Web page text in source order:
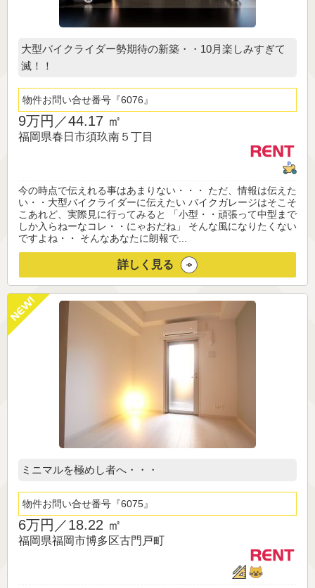
大型バイクライダー勢期待の新築・・10月楽しみすぎて
滅！！
物件お問い合せ番号 6076
9万円／44.17 ㎡
福岡県春日市須玖南５丁目
今の時点で伝えれる事はあまりない・・・ ただ、情報は伝えた
い・・大型バイクライダーに伝えたい バイクガレージはそこそ
こあれど、実際見に行ってみると 「小型・・頑張って中型まで
しか入らねーなコレ・・にゃおだね」 そんな風になりたくない
ですよね・・ そんなあなたに朗報で...
詳しく見る
ミニマルを極めし者へ・・・
物件お問い合せ番号 6075
6万円／18.22 ㎡
福岡県福岡市博多区古門戸町